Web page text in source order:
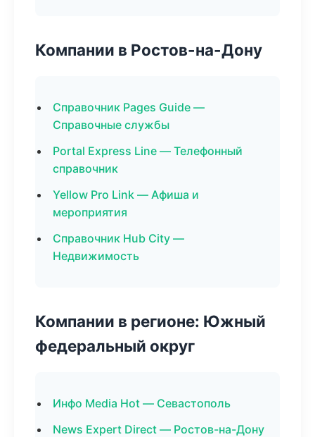
Компании в Ростов-на-Дону
Справочник Pages Guide —
Справочные службы
Portal Express Line — Телефонный
справочник
Yellow Pro Link — Афиша и
мероприятия
Справочник Hub City —
Недвижимость
Компании в регионе: Южный
федеральный округ
Инфо Media Hot — Севастополь
News Expert Direct — Ростов-на-Дону